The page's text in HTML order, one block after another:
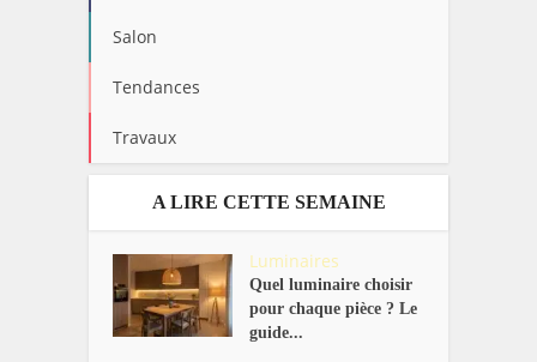
Salon
Tendances
Travaux
A LIRE CETTE SEMAINE
Luminaires
Quel luminaire choisir
pour chaque pièce ? Le
guide...